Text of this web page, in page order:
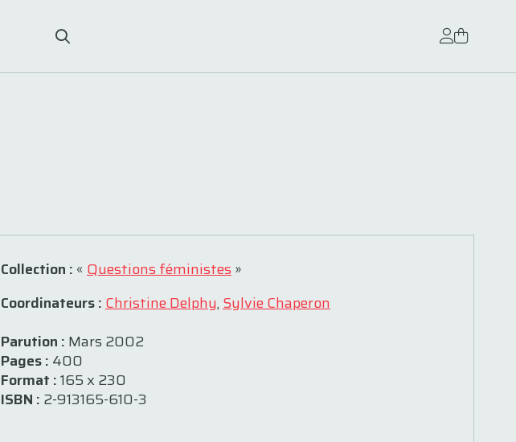
Collection : « Questions féministes»
Coordinateurs :Christine Delphy,Sylvie Chaperon
Parution : Mars 2002
Pages : 400
Format :165 x 230
ISBN : 2-913165-610-3